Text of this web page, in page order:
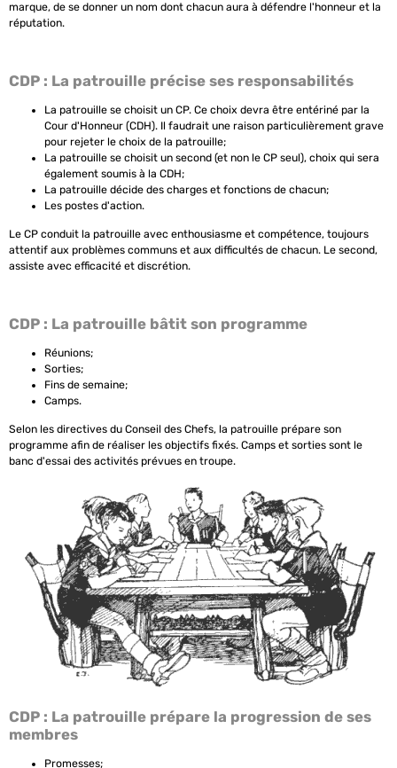
marque, de se donner un nom dont chacun aura à défendre l'honneur et la
réputation.
CDP : La patrouille précise ses responsabilités
La patrouille se choisit un CP. Ce choix devra être entériné par la
Cour d'Honneur (CDH). Il faudrait une raison particulièrement grave
pour rejeter le choix de la patrouille;
La patrouille se choisit un second (et non le CP seul), choix qui sera
également soumis à la CDH;
La patrouille décide des charges et fonctions de chacun;
Les postes d'action.
Le CP conduit la patrouille avec enthousiasme et compétence, toujours
attentif aux problèmes communs et aux difficultés de chacun. Le second,
assiste avec efficacité et discrétion.
CDP : La patrouille bâtit son programme
Réunions;
Sorties;
Fins de semaine;
Camps.
Selon les directives du Conseil des Chefs, la patrouille prépare son
programme afin de réaliser les objectifs fixés. Camps et sorties sont le
banc d'essai des activités prévues en troupe.
CDP : La patrouille prépare la progression de ses
membres
Promesses;